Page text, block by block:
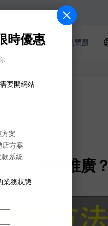
電商教室 常見問題
時優惠
要開網站
案
店方案
系統
業務狀態
以怎樣推廣？